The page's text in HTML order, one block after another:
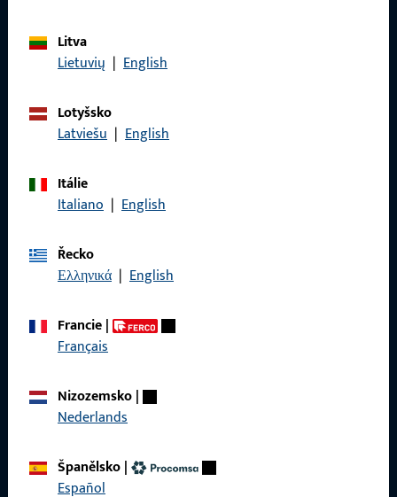
Litva
Lietuvių | English
Lotyšsko
Latviešu | English
Itálie
Italiano | English
Řecko
Ελληνικά | English
Francie|
Français
Nizozemsko|
Nederlands
Španělsko|
Español
Rychlý přístup
Produkty
Katalog produktů